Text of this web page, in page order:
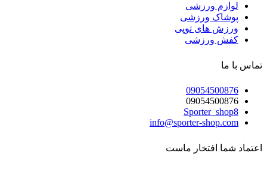
لوازم ورزشی
پوشاک ورزشی
ورزش های توپی
کفش ورزشی
تماس با ما
09054500876
09054500876
Sporter_shop8
info@sporter-shop.com
اعتماد شما افتخار ماست